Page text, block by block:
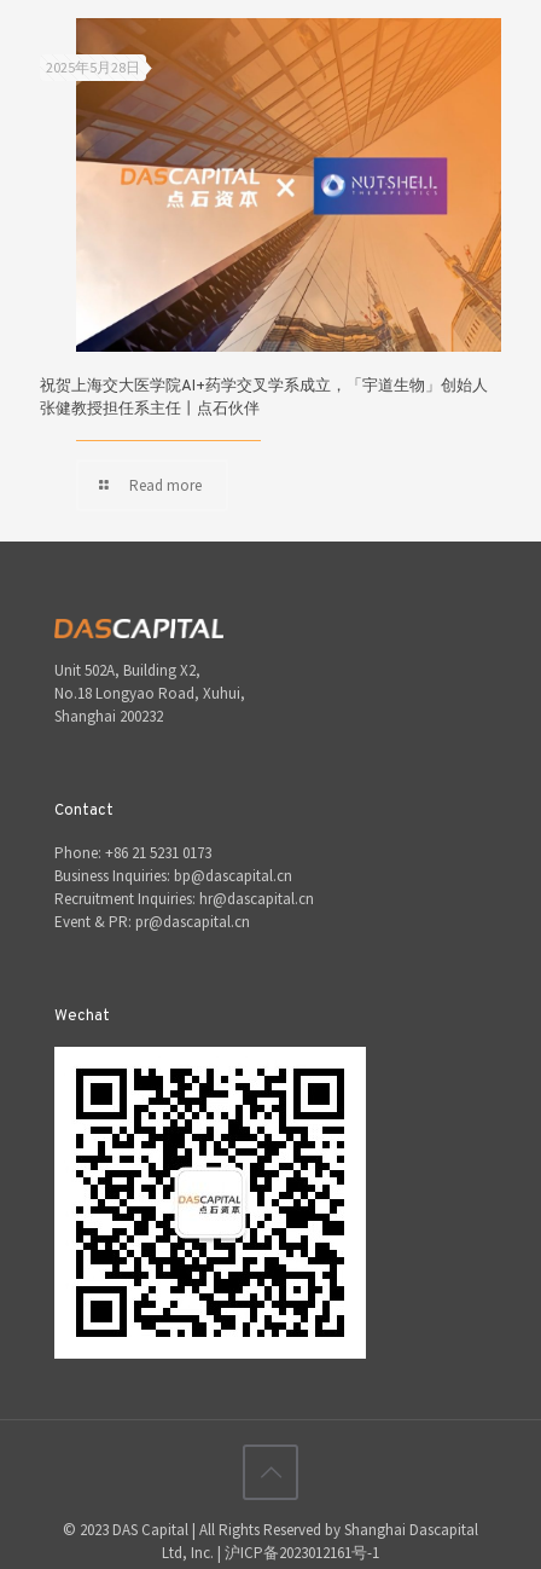
2025年5月28日
祝贺上海交大医学院AI+药学交叉学系成立，「宇道生物」创始人
张健教授担任系主任丨点石伙伴
Read more
Unit 502A, Building X2,
No.18 Longyao Road, Xuhui,
Shanghai 200232
Contact
Phone: +86 21 5231 0173
Business Inquiries: bp@dascapital.cn
Recruitment Inquiries: hr@dascapital.cn
Event & PR: pr@dascapital.cn
Wechat
© 2023 DAS Capital | All Rights Reserved by Shanghai Dascapital
Ltd, Inc. | 沪ICP备2023012161号-1